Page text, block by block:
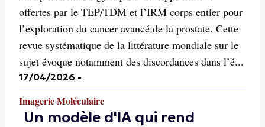
offertes par le TEP/TDM et l’IRM corps entier pour
l’exploration du cancer avancé de la prostate. Cette
revue systématique de la littérature mondiale sur le
sujet évoque notamment des discordances dans l’é...
17/04/2026 -
Imagerie Moléculaire
Un modèle d'IA qui rend